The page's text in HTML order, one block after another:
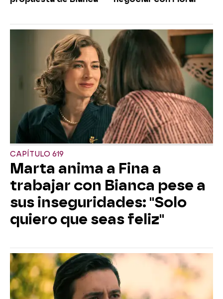
CAPÍTULO 619
Marta anima a Fina a
trabajar con Bianca pese a
sus inseguridades: "Solo
quiero que seas feliz"